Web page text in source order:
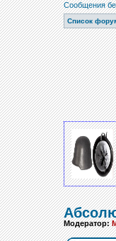
Сообщения
Список
Модератор: